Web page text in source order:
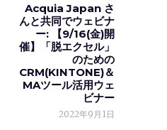
Acquia Japan さ
んと共同でウェビナ
ー: 【9/16(金)開
催】「脱エクセル」
のための
CRM(KINTONE)＆
MAツール活用ウェ
ビナー
2022年9月1日